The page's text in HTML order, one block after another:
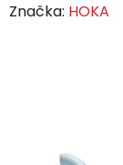
Značka: HOKA